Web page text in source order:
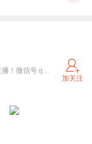
读书、记录、分享！个人爱好，非专业主播！微信号 tj_zsy， 要声明喜马拉雅读书，欢迎共同探讨。
加关注